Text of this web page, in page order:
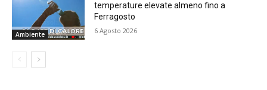
Ambiente
temperature elevate almeno fino a
Ferragosto
6 Agosto 2026